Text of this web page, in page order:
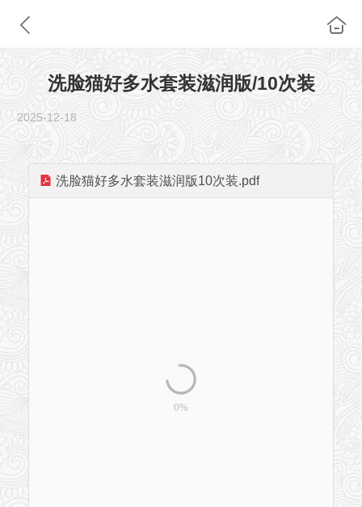
洗脸猫好多水套装滋润版/10次装
2025-12-18
洗脸猫好多水套装滋润版10次装.pdf